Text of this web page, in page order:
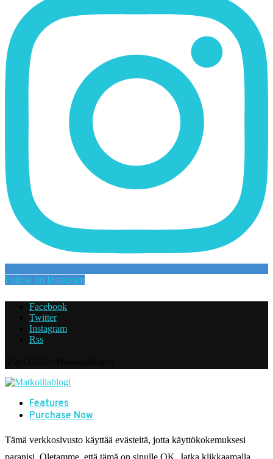
Follow on Instagram
Facebook
Twitter
Instagram
Rss
Features
Purchase Now
Tämä verkkosivusto käyttää evästeitä, jotta käyttökokemuksesi